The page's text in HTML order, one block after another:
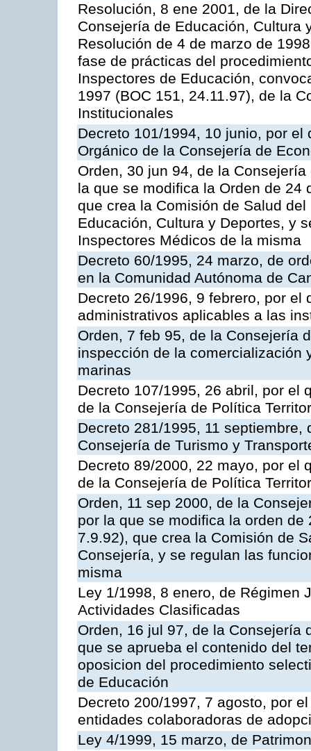
Resolución, 8 ene 2001, de la
Consejería de Educación, Cultura
Resolución de 4 de marzo de
fase de prácticas del
Inspectores de Educación,
1997 (BOC 151, 24.11.97), de la
Institucionales
Decreto 101/1994, 10 junio, por
Orgánico de la Consejería de
Orden, 30 jun 94, de la
la que se modifica la Orden de 24
que crea la Comisión de Salud
Educación, Cultura y Deportes, y
Inspectores Médicos de la misma
Decreto 60/1995, 24 marzo, de
en la Comunidad Autónoma de
Decreto 26/1996, 9 febrero, por
administrativos aplicables a las
Orden, 7 feb 95, de la Consejería
inspección de la comercialización
marinas
Decreto 107/1995, 26 abril, por el
de la Consejería de Política
Decreto 281/1995, 11
Consejería de Turismo y
Decreto 89/2000, 22 mayo, por el
de la Consejería de Política
Orden, 11 sep 2000, de la
por la que se modifica la orden
7.9.92), que crea la Comisión de
Consejería, y se regulan las
misma
Ley 1/1998, 8 enero, de Régimen
Actividades Clasificadas
Orden, 16 jul 97, de la Consejería
que se aprueba el contenido del
oposicion del procedimiento
de Educación
Decreto 200/1997, 7 agosto, por
entidades colaboradoras de
Ley 4/1999, 15 marzo, de